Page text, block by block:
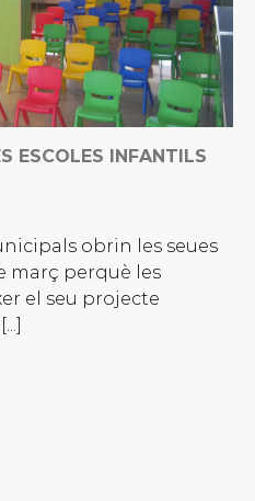
ESCOLES INFANTILS
obrin les seues
març perquè les
el seu projecte